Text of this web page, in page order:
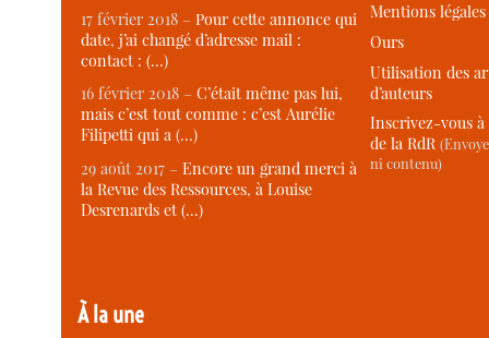
17 février 2018 –Pour cette annonce qui
date, j’ai changé d’adresse mail :
contact : (…)
16 février 2018 –C’était même pas lui,
mais c’est tout comme : c’est Aurélie
Filipetti qui a (…)
29 août 2017 –Encore un grand merci à
la Revue des Ressources, à Louise
Desrenards et (…)
À la une
Mentions légales
Ours
Utilisation des
d’auteurs
Inscrivez-vous
de la RdR
ni contenu)